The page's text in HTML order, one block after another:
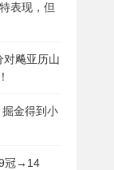
表现，但
飚亚历山
金得到小
冠→14